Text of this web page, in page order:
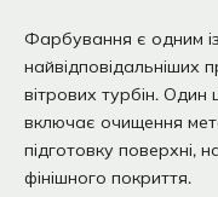
Фарбування є одним
найвідповідальніших
вітрових турбін. Один
включає очищення
підготовку поверхні,
фінішного покриття.